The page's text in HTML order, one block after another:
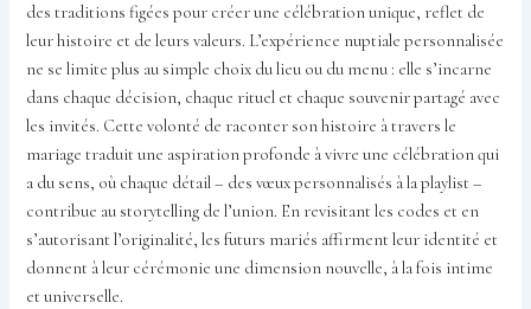
des traditions figées pour créer une célébration unique, reflet de
leur histoire et de leurs valeurs. L’expérience nuptiale personnalisée
ne se limite plus au simple choix du lieu ou du menu : elle s’incarne
dans chaque décision, chaque rituel et chaque souvenir partagé avec
les invités. Cette volonté de raconter son histoire à travers le
mariage traduit une aspiration profonde à vivre une célébration qui
a du sens, où chaque détail – des vœux personnalisés à la playlist –
contribue au storytelling de l’union. En revisitant les codes et en
s’autorisant l’originalité, les futurs mariés affirment leur identité et
donnent à leur cérémonie une dimension nouvelle, à la fois intime
et universelle.